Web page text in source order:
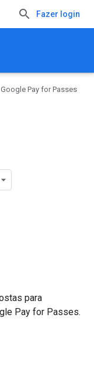
Fazer login
Google Pay for Passes
para
Pay for Passes.